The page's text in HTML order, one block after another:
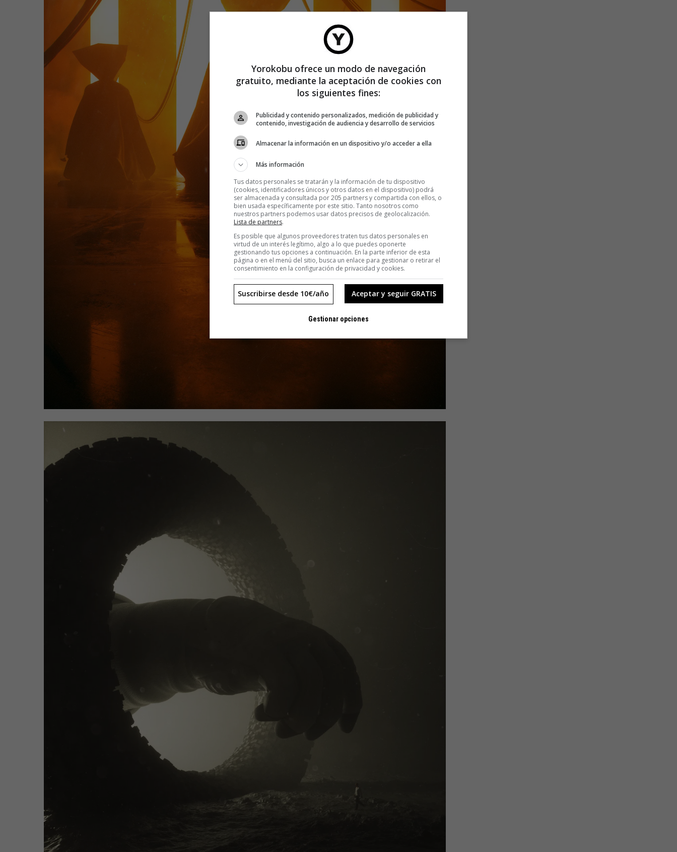
Yorokobu ofrece un modo de navegación
gratuito, mediante la aceptación de cookies con
los siguientes fines:
Publicidad y contenido personalizados, medición de publicidad y
contenido, investigación de audiencia y desarrollo de servicios
Almacenar la información en un dispositivo y/o acceder a ella
Más información
Tus datos personales se tratarán y la información de tu dispositivo
(cookies, identificadores únicos y otros datos en el dispositivo) podrá
ser almacenada y consultada por 205 partners y compartida con ellos, o
bien usada específicamente por este sitio. Tanto nosotros como
nuestros partners podemos usar datos precisos de geolocalización.
Lista de partners.
Es posible que algunos proveedores traten tus datos personales en
virtud de un interés legítimo, algo a lo que puedes oponerte
gestionando tus opciones a continuación. En la parte inferior de esta
página o en el menú del sitio, busca un enlace para gestionar o retirar el
consentimiento en la configuración de privacidad y cookies.
Aceptar y seguir GRATIS
Suscribirse desde 10€/año
Gestionar opciones